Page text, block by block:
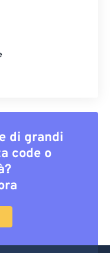
di grandi
code o